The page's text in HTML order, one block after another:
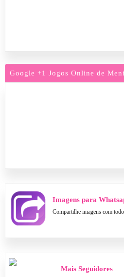
Google +1 Jogos Online de
Imagens para
Compartilhe imagens com
Mais Seguidores